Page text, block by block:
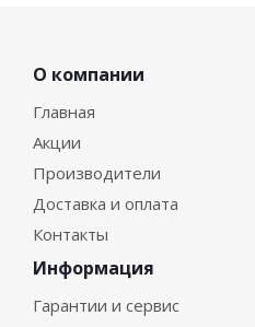
О компании
Главная
Акции
Производители
Доставка и оплата
Контакты
Информация
Гарантии и сервис